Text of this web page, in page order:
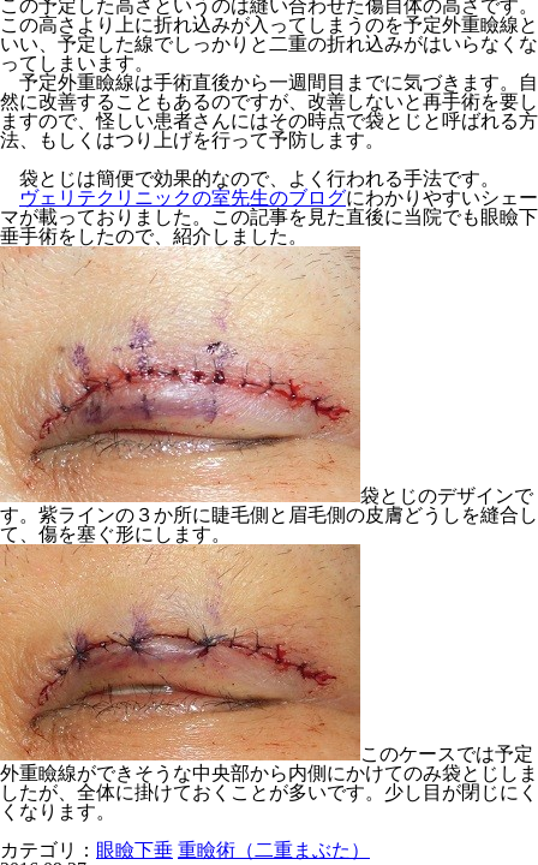
この予定した高さというのは縫い合わせた傷自体の高さです。
この高さより上に折れ込みが入ってしまうのを予定外重瞼線と
いい、予定した線でしっかりと二重の折れ込みがはいらなくな
ってしまいます。
予定外重瞼線は手術直後から一週間目までに気づきます。自
然に改善することもあるのですが、改善しないと再手術を要し
ますので、怪しい患者さんにはその時点で袋とじと呼ばれる方
法、もしくはつり上げを行って予防します。
袋とじは簡便で効果的なので、よく行われる手法です。
ヴェリテクリニックの室先生のブログにわかりやすいシェー
マが載っておりました。この記事を見た直後に当院でも眼瞼下
垂手術をしたので、紹介しました。
袋とじのデザインで
す。紫ラインの３か所に睫毛側と眉毛側の皮膚どうしを縫合し
て、傷を塞ぐ形にします。
このケースでは予定
外重瞼線ができそうな中央部から内側にかけてのみ袋とじしま
したが、全体に掛けておくことが多いです。少し目が閉じにく
くなります。
カテゴリ： 眼瞼下垂 重瞼術（二重まぶた）